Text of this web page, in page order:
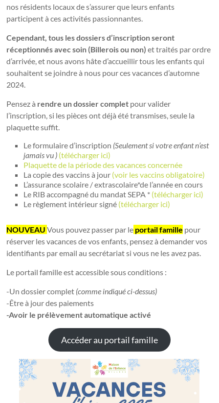
nos résidents locaux de s’assurer que leurs enfants
participent à ces activités passionnantes.
Cependant, tous les dossiers d’inscription seront
réceptionnés avec soin (Billerois ou non) et traités par ordre
d’arrivée, et nous avons hâte d’accueillir tous les enfants qui
souhaitent se joindre à nous pour ces vacances d’automne
2024.
Pensez à rendre un dossier complet pour valider
l’inscription, si les pièces ont déjà été transmises, seule la
plaquette suffit.
Le formulaire d’inscription (Seulement si votre enfant n’est
jamais vu ) (télécharger ici)
Plaquette de la période des vacances concernée
La copie des vaccins à jour (voir les vaccins obligatoire)
L’assurance scolaire / extrascolaire*de l’année en cours
Le RIB accompagné du mandat SEPA * (télécharger ici)
Le règlement intérieur signé (télécharger ici)
NOUVEAUVous pouvez passer par le portail famille pour
réserver les vacances de vos enfants, pensez à demander vos
identifiants par email au secrétariat si vous ne les avez pas.
Le portail famille est accessible sous conditions :
-Un dossier complet (comme indiqué ci-dessus)
-Être à jour des paiements
-Avoir le prélèvement automatique activé
Accéder au portail famille